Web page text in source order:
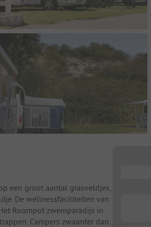
een groot aantal grasveldjes,
De wellnessfaciliteiten van
Roompot zwemparadijs in
Campers zwaarder dan